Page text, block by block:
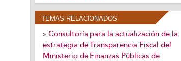
TEMAS RELACIONADOS
» Consultoría para la actualización de la
estrategia de Transparencia Fiscal del
Ministerio de Finanzas Públicas de